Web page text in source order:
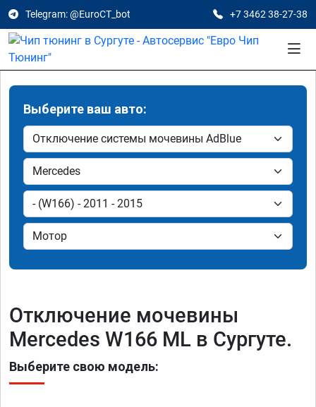
Telegram: @EuroCT_bot +7 3462 38-27-38
Выберите ваш авто:
Отключение мочевины
Mercedes W166 ML в Сургуте.
Выберите свою модель: